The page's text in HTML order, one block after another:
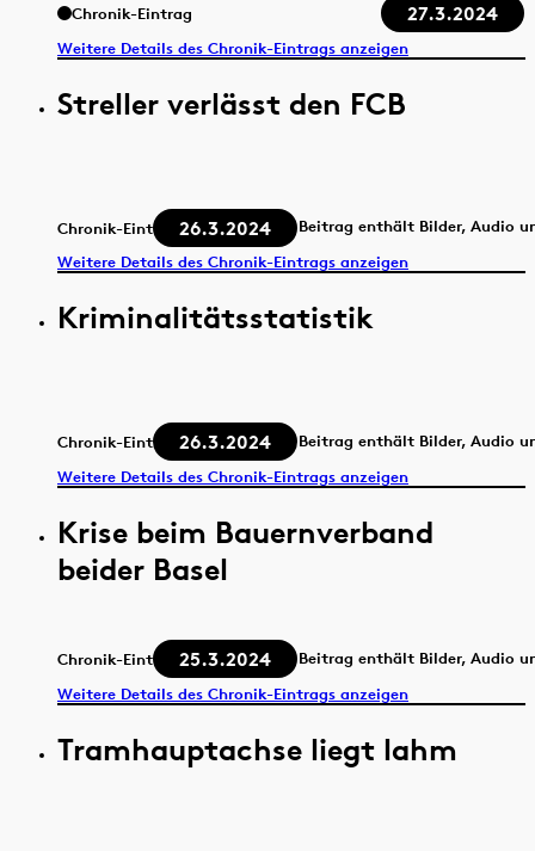
Chronik-Eintrag 27.3.2024
Weitere Details des Chronik-Eintrags anzeigen
Streller verlässt den FCB
Chronik-Eintrag 26.3.2024
Beitrag enthält Bilder, Audio
Weitere Details des Chronik-Eintrags anzeigen
Kriminalitätsstatistik
Chronik-Eintrag 26.3.2024
Beitrag enthält Bilder, Audio
Weitere Details des Chronik-Eintrags anzeigen
Krise beim Bauernverband
beider Basel
Chronik-Eintrag 25.3.2024
Beitrag enthält Bilder, Audio
Weitere Details des Chronik-Eintrags anzeigen
Tramhauptachse liegt lahm